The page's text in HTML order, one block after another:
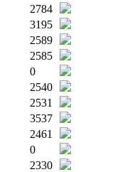
2784
3195
2589
2585
0
2540
2531
3537
2461
0
2330